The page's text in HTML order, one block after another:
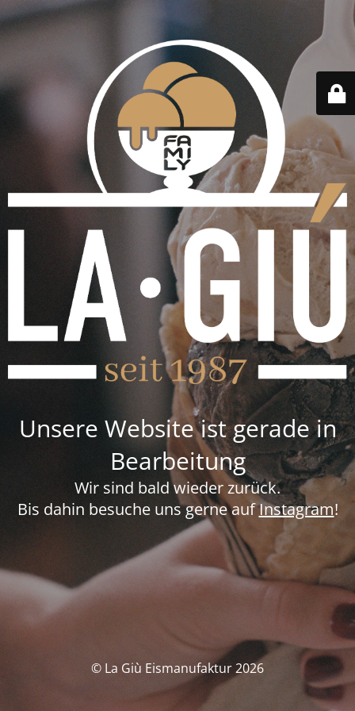
Unsere Website ist gerade in
Bearbeitung
Wir sind bald wieder zurück.
Bis dahin besuche uns gerne aufInstagram!
© La Giù Eismanufaktur 2026